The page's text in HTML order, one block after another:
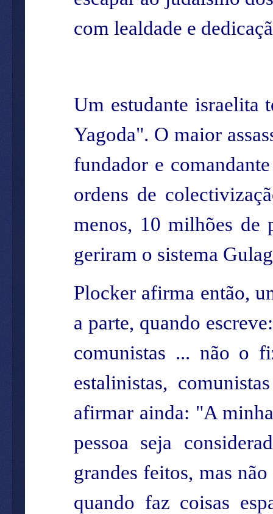
com lealdade e
Um estudante israelita
Yagoda". O maior
fundador e
ordens de
menos, 10 milhões de
geriram o sistema
Plocker afirma então,
a parte, quando
comunistas ... não o
estalinistas,
afirmar ainda: "A
pessoa seja
grandes feitos, mas
quando faz coisas